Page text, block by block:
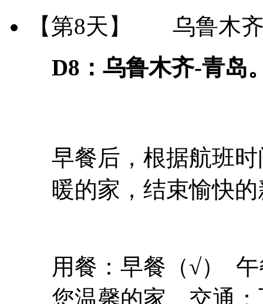
【第8天】
乌鲁木齐
D8：乌鲁木齐-青岛
早餐后，根据航班
暖的家，结束愉快
用餐：早餐（√）
您温馨的家 交通